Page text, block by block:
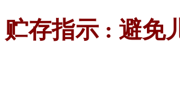
贮存指示 : 避免